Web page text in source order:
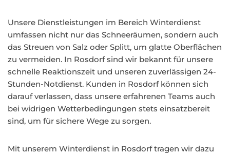
Unsere Dienstleistungen im Bereich Winterdienst
umfassen nicht nur das Schneeräumen, sondern auch
das Streuen von Salz oder Splitt, um glatte Oberflächen
zu vermeiden. In Rosdorf sind wir bekannt für unsere
schnelle Reaktionszeit und unseren zuverlässigen 24-
Stunden-Notdienst. Kunden in Rosdorf können sich
darauf verlassen, dass unsere erfahrenen Teams auch
bei widrigen Wetterbedingungen stets einsatzbereit
sind, um für sichere Wege zu sorgen.
Mit unserem Winterdienst in Rosdorf tragen wir dazu